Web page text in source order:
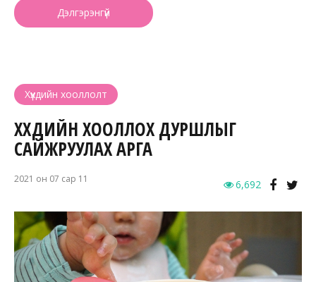
Дэлгэрэнгүй
Хүүхдийн хооллолт
ХҮҮХДИЙН ХООЛЛОХ ДУРШЛЫГ
САЙЖРУУЛАХ АРГА
2021 он 07 сар 11 6,692